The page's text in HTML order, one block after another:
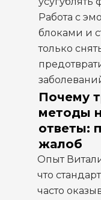
Работа с
блоками и
только
Почему
методы
ответы:
жалоб
Опыт
что
часто